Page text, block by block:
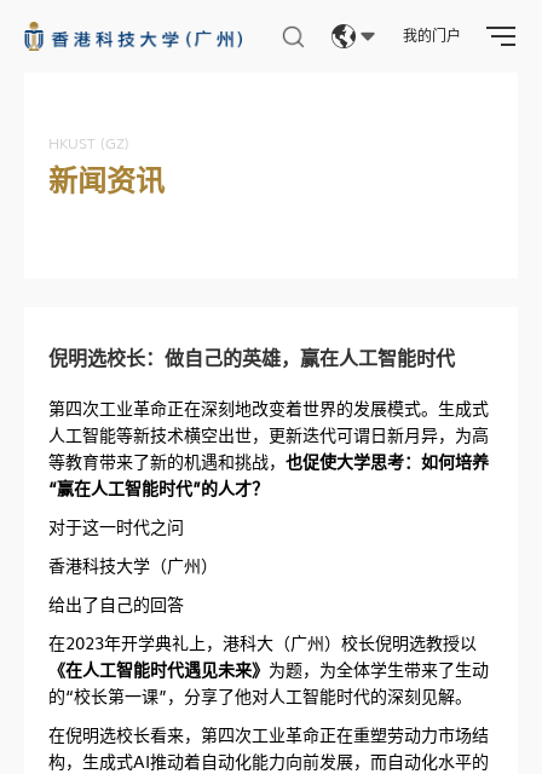
我的门户
HKUST (GZ)
新闻资讯
倪明选校长：做自己的英雄，赢在人工智能时代
第四次工业革命正在深刻地改变着世界的发展模式。生成式
人工智能等新技术横空出世，更新迭代可谓日新月异，为高
等教育带来了新的机遇和挑战， 也促使大学思考：如何培养
“赢在人工智能时代”的人才？
对于这一时代之问
香港科技大学（广州）
给出了自己的回答
在2023年开学典礼上，港科大（广州）校长倪明选教授以
《在人工智能时代遇见未来》 为题，为全体学生带来了生动
的“校长第一课”，分享了他对人工智能时代的深刻见解。
在倪明选校长看来，第四次工业革命正在重塑劳动力市场结
构，生成式AI推动着自动化能力向前发展，而自动化水平的